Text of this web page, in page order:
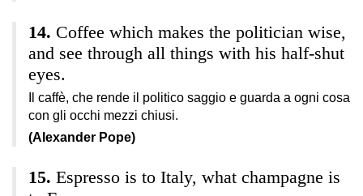
Coffee which makes the politician wise,
and see through all things with his half-shut
eyes.
Il caffè, che rende il politico saggio e guarda a ogni cosa
con gli occhi mezzi chiusi.
(Alexander Pope)
Espresso is to Italy, what champagne is